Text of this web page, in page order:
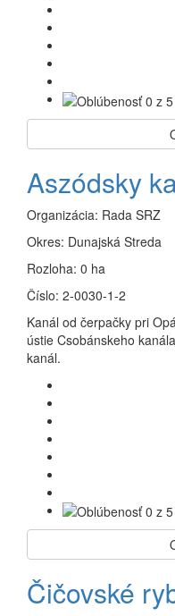
Aszódsky
Organizácia: Rada SRZ
Okres: Dunajská Streda
Rozloha: 0 ha
Číslo: 2-0030-1-2
Kanál od čerpačky pri
ústie Csobánskeho
kanál.
Čičovské